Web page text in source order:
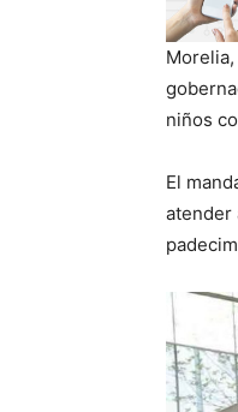
niños
El
atender